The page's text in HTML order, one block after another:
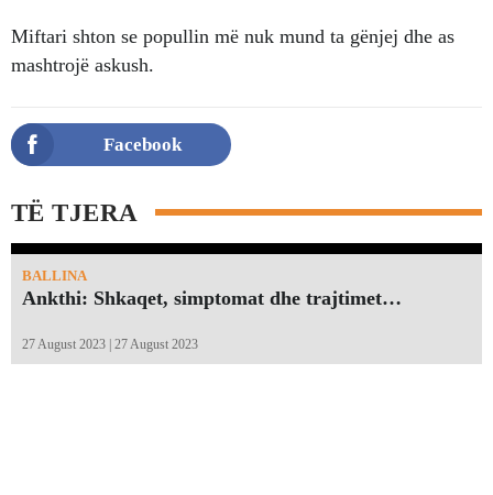
Miftari shton se popullin më nuk mund ta gënjej dhe as
mashtrojë askush.
Facebook
TË TJERA
BALLINA
Ankthi: Shkaqet, simptomat dhe trajtimet…
27 August 2023 | 27 August 2023